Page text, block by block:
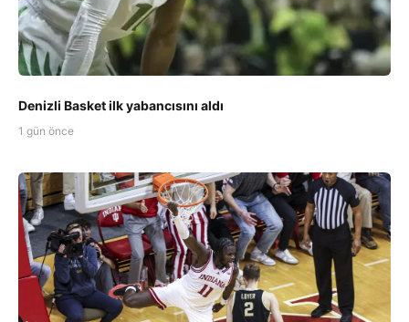
Denizli Basket ilk yabancısını aldı
1 gün önce